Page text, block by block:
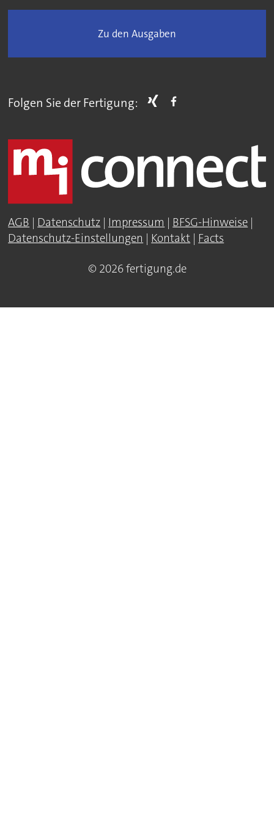
Zu den Ausgaben
Folgen Sie der Fertigung:
AGB Datenschutz Impressum BFSG-Hinweise
Datenschutz-Einstellungen
Kontakt Facts
© 2026 fertigung.de